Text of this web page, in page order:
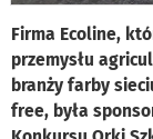
Firma Ecoline,
przemysłu
branży farby
free, była